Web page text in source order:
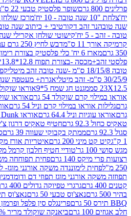
שופר פלסטיק טבעי 22 ס"מ
מרכז שולחן רימון
זהב דקורטיבי + כיתוב שנה טובהקישוטי
קישוטי שולחן אקרילי שנה טובה -כסף - 5
ס"מ
דבש לחיץ 250 גרם עמק חפר
בצורת רימון ק. 7 ס"מ-שקוף
-בצורת תפוח 12.8*13.8*7 ס"מ
קופ'
קפ' קרטון
אגרת+ מעטפה שנה טובה
מגנט חג שמח 5*9
אוראו שוקולד גליל 110.4 גרם
קרם שוקולד 54 גרם
במילוי קרם וניל 54 גרם
וניל 64.4 גרם
אוראו Space Dunk גליל 110.4 גרם
חטיף טאקיס דרגון צ'ילי 92.3 גרם
ממתק בקבוקי שעווה 39 גרם
סוכריות
200 גרם
איטריות אורז מקלות 600 גרם
טודיי חטיף חלבון קרמל מלוח 65 גרם
140 גרם
פחית תפוחחה משקה אורגני
לימוננדה משקה אורגני מוגז- לימון וליים 250 מ"ל
מוגז תפוזי דם ודומדמניות 250 מ"ל
גרגרי טפיוקה גדולים 400 גרם
מיסו כהה 500 גרם
נאצ'וס טבעי 50 גרם
נאצ'וס תירס כחול 50 גרם
פרינגלס סין פלפל ופרמזן 110 גרם
ביאנקה שוקולד מריר 72% 100 גרם